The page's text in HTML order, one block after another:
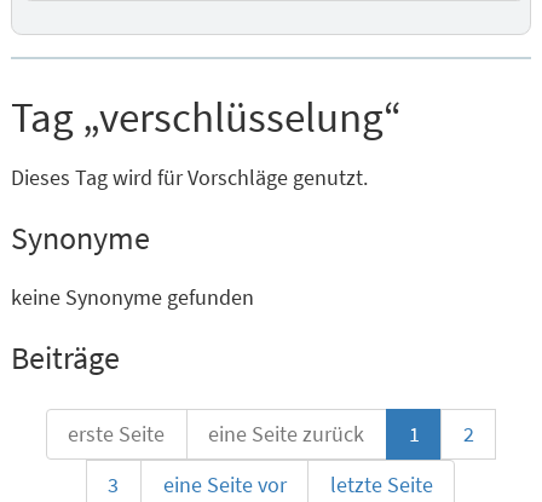
Tag „verschlüsselung“
Dieses Tag wird für Vorschläge genutzt.
Synonyme
keine Synonyme gefunden
Beiträge
erste Seite eine Seite zurück 1
2
3
eine Seite vor letzte Seite